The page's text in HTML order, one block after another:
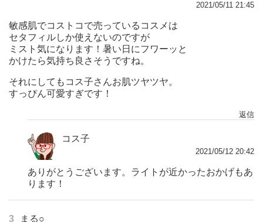
2021/05/11 21:45
敏感肌でコストコで売っているコスメは
セタフィルしか使えないのですが
ミスト気になります！暑い日にフワーッと
かけたら気持ち良さそうですね。
それにしてもコス子さんお肌ツヤツヤ。
すっぴん可愛すぎです！
返信
コス子
2021/05/12 20:42
ありがとうございます。ライトが近かったおかげもあ
ります！
3 まる○